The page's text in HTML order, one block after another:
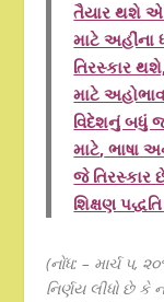
તૈયાર થશે એ
માટે અહીંના
તિરસ્કાર
માટે
વિદેશનું
માટે, ભાષા
જે તિરસ્કાર
શિક્ષણ
(નોંધ: – માર્ચ ૫,
નિર્ણય લીધો છે કે